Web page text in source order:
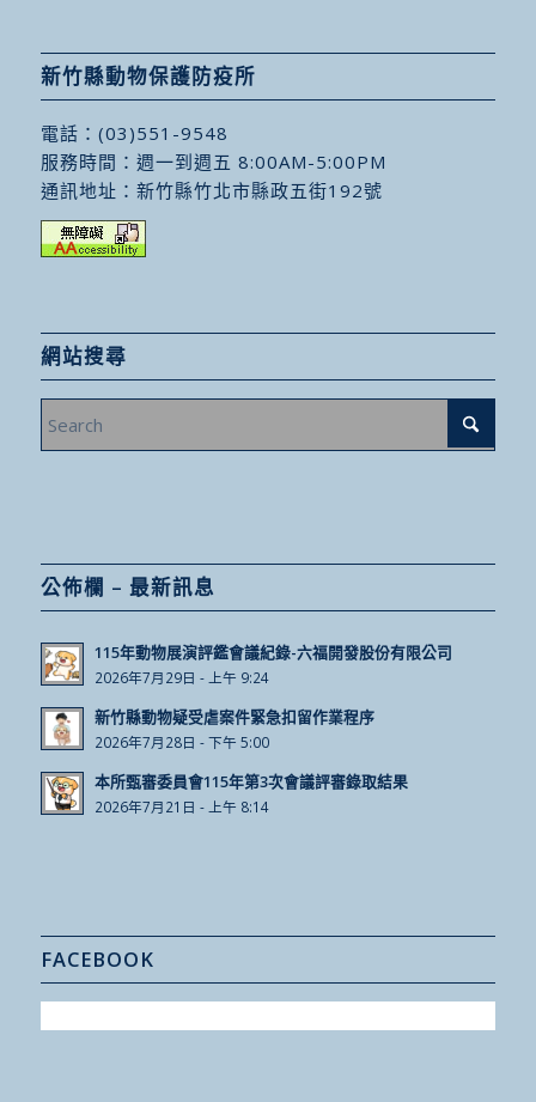
新竹縣動物保護防疫所
電話： (03)551-9548
服務時間：週一到週五 8:00AM-5:00PM
通訊地址： 新竹縣竹北市縣政五街192號
網站搜尋
公佈欄 – 最新訊息
115年動物展演評鑑會議紀錄-六福開發股份有限公司
2026年7月29日 - 上午 9:24
新竹縣動物疑受虐案件緊急扣留作業程序
2026年7月28日 - 下午 5:00
本所甄審委員會115年第3次會議評審錄取結果
2026年7月21日 - 上午 8:14
FACEBOOK